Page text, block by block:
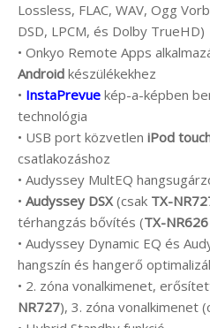
Lossless, FLAC, WAV, Ogg
DSD, LPCM, és Dolby TrueHD)
• Onkyo Remote Apps
Android készülékekhez
• InstaPrevue kép-a-képben
technológia
• USB port közvetlen iPod
csatlakozáshoz
• Audyssey MultEQ
• Audyssey DSX(csak TX-
térhangzás bővítés (TX-NR626
• Audyssey Dynamic EQ és
hangszín és hangerő
• 2. zóna vonalkimenet,
NR727), 3. zóna vonalkimenet